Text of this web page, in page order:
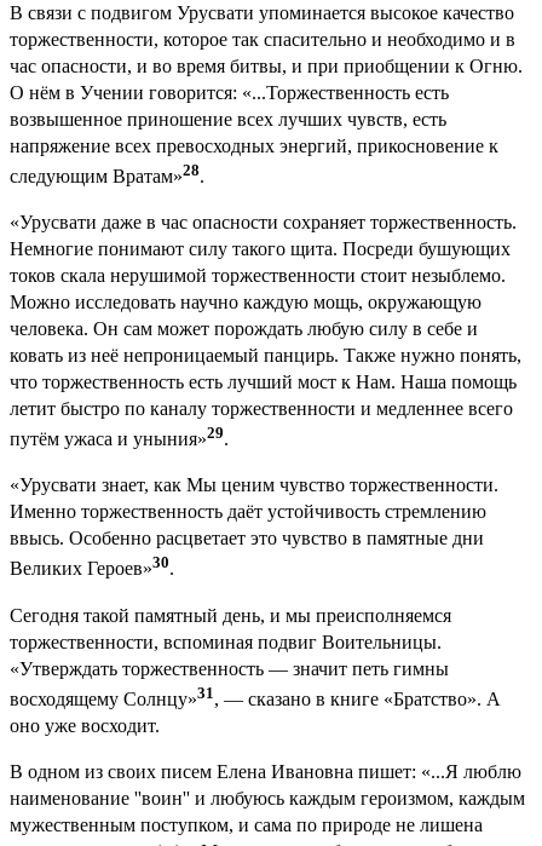
В связи с подвигом Урусвати упоминается высокое качество
торжественности, которое так спасительно и необходимо и в
час опасности, и во время битвы, и при приобщении к Огню.
О нём в Учении говорится: «...Торжественность есть
возвышенное приношение всех лучших чувств, есть
напряжение всех превосходных энергий, прикосновение к
следующим Вратам»28.
«Урусвати даже в час опасности сохраняет торжественность.
Немногие понимают силу такого щита. Посреди бушующих
токов скала нерушимой торжественности стоит незыблемо.
Можно исследовать научно каждую мощь, окружающую
человека. Он сам может порождать любую силу в себе и
ковать из неё непроницаемый панцирь. Также нужно понять,
что торжественность есть лучший мост к Нам. Наша помощь
летит быстро по каналу торжественности и медленнее всего
путём ужаса и уныния»29.
«Урусвати знает, как Мы ценим чувство торжественности.
Именно торжественность даёт устойчивость стремлению
ввысь. Особенно расцветает это чувство в памятные дни
Великих Героев»30.
Сегодня такой памятный день, и мы преисполняемся
торжественности, вспоминая подвиг Воительницы.
«Утверждать торжественность — значит петь гимны
восходящему Солнцу»31 , — сказано в книге «Братство». А
оно уже восходит.
В одном из своих писем Елена Ивановна пишет: «...Я люблю
наименование ''воин'' и любуюсь каждым героизмом, каждым
мужественным поступком, и сама по природе не лишена